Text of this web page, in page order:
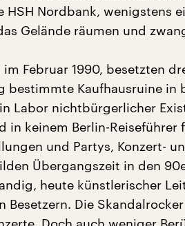
HSH Nordbank, wenigstens
Gelände räumen und
im Februar 1990, besetzten
bestimmte Kaufhausruine in
Labor nichtbürgerlicher
in keinem Berlin-Reiseführer
und Partys, Konzert-
Übergangszeit in den
heute künstlerischer
Besetzern. Die